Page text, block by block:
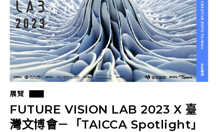
展覽
FUTURE VISION LAB 2023 X 臺
灣文博會－「TAICCA Spotlight」